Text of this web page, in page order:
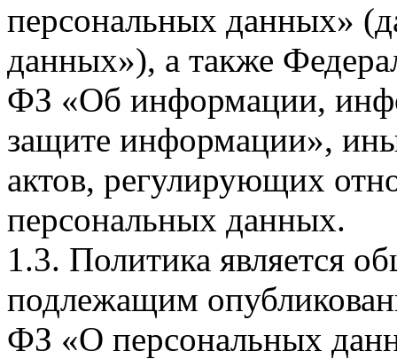
персональных данных»
данных»), а также
ФЗ «Об информации,
защите информации»,
актов, регулирующих
персональных данных.
1.3. Политика является
подлежащим
ФЗ «О персональных